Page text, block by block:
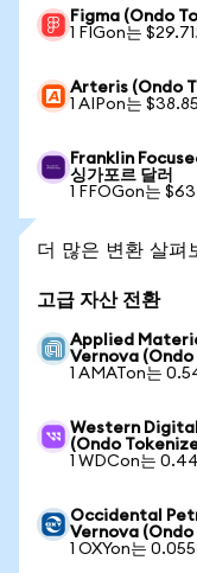
Figma (Ondo
1 FIGon는
Arteris (Ondo
1 AIPon는
Franklin
싱가포르 달러
1 FFOGon는
더 많은 변환 살펴
고급 자산 전환
Applied
Vernova
1 AMATon는
Western
(Ondo
1 WDCon는
Occidental
Vernova
1 OXYon는